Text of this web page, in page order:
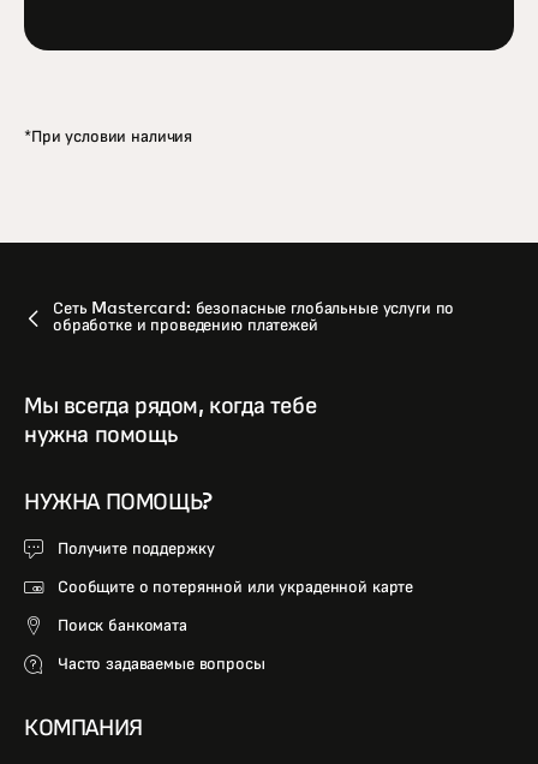
*При условии наличия
Сеть Mastercard: безопасные глобальные услуги по
обработке и проведению платежей
Мы всегда рядом, когда тебе
нужна помощь
НУЖНА ПОМОЩЬ?
Получите поддержку
Сообщите о потерянной или украденной карте
Поиск банкомата
Часто задаваемые вопросы
КОМПАНИЯ